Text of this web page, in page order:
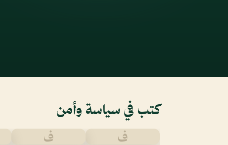
كتب في سياسة وأمن
ف ف